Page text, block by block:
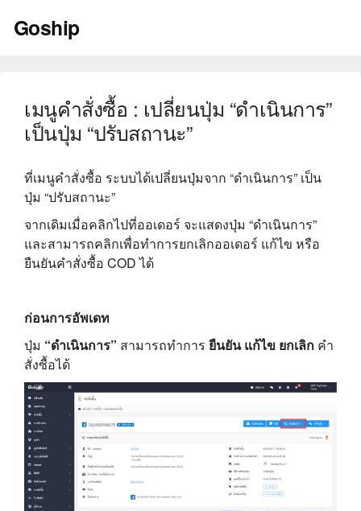
Goship
เมนูคำสั่งซื้อ : เปลี่ยนปุ่ม “ดำเนินการ”
เป็นปุ่ม “ปรับสถานะ”
ที่เมนูคำสั่งซื้อ ระบบได้เปลี่ยนปุ่มจาก “ดำเนินการ” เป็น
ปุ่ม “ปรับสถานะ”
จากเดิมเมื่อคลิกไปที่ออเดอร์ จะแสดงปุ่ม “ดำเนินการ”
และสามารถคลิกเพื่อทำการยกเลิกออเดอร์ แก้ไข หรือ
ยืนยันคำสั่งซื้อ COD ได้
ก่อนการอัพเดท
ปุ่ม “ดำเนินการ” สามารถทำการ ยืนยัน แก้ไข ยกเลิก คำ
สั่งซื้อได้